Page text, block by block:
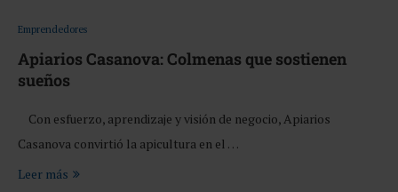
Emprendedores
Apiarios Casanova: Colmenas que sostienen
sueños
Con esfuerzo, aprendizaje y visión de negocio, Apiarios
Casanova convirtió la apicultura en el …
Leer más